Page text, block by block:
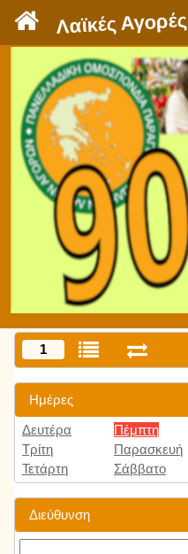
Λαϊκές Αγορές
1
Ημέρες
Δευτέρα
Τρίτη
Τετάρτη
Πέμπτη
Παρασκευή
Σάββατο
Διεύθυνση